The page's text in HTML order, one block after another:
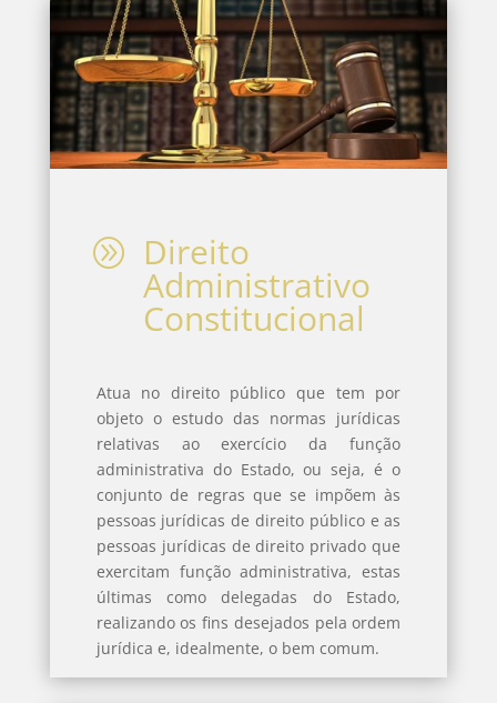
A Direito
Administrativo
Constitucional
Atua no direito público que tem por
objeto o estudo das normas jurídicas
relativas ao exercício da função
administrativa do Estado, ou seja, é o
conjunto de regras que se impõem às
pessoas jurídicas de direito público e as
pessoas jurídicas de direito privado que
exercitam função administrativa, estas
últimas como delegadas do Estado,
realizando os fins desejados pela ordem
jurídica e, idealmente, o bem comum.